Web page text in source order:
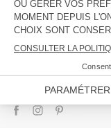
COMPOSITION
ENTRETIEN
LIVRAISON ET